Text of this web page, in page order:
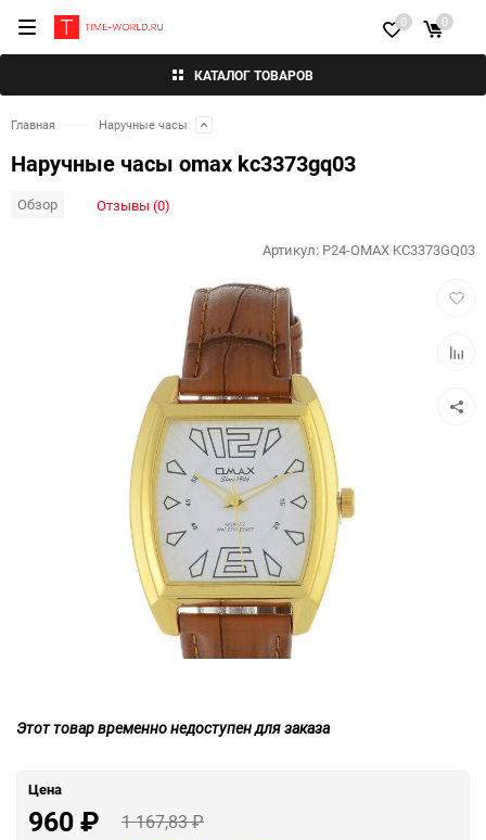
КАТАЛОГ ТОВАРОВ
0 0
Главная Наручные часы
Наручные часы omax kc3373gq03
Обзор Отзывы (0)
Артикул: P24-OMAX KC3373GQ03
Этот товар временно недоступен для заказа
Цена
960₽ 1 167,83₽